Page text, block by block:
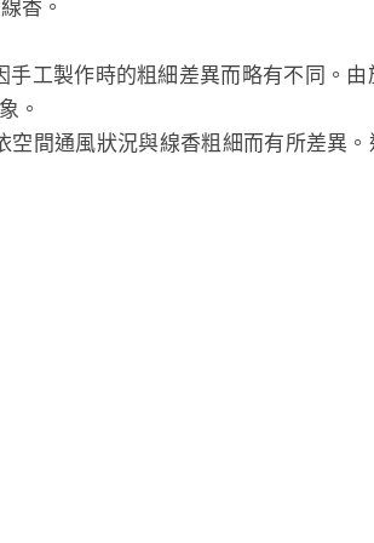
香。
手工製作時的粗細差異而略有不同。
。
空間通風狀況與線香粗細而有所差異